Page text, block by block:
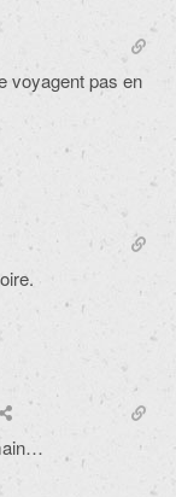
voyagent pas en